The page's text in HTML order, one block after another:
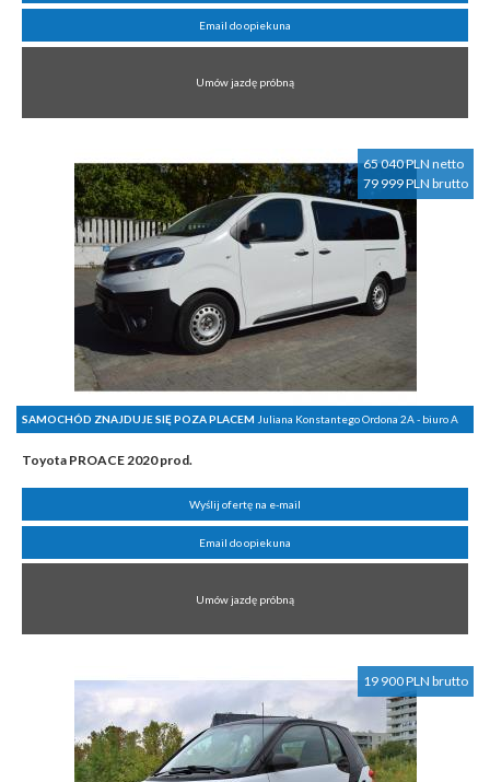
Email do opiekuna
Umów jazdę próbną
65 040 PLN netto
79 999 PLN brutto
SAMOCHÓD ZNAJDUJE SIĘ POZA PLACEM Juliana Konstantego Ordona 2A - biuro A
Toyota PROACE 2020 prod.
Wyślij ofertę na e-mail
Email do opiekuna
Umów jazdę próbną
19 900 PLN brutto